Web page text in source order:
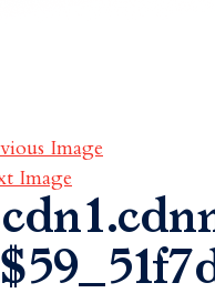
Image
Image